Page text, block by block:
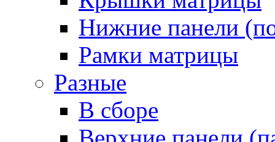
Нижние панели
Рамки матрицы
Разные
В сборе